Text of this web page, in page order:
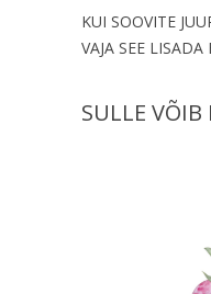
KUI SOOVITE
VAJA SEE
SULLE